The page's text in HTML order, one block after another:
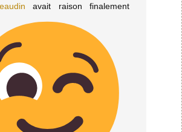
avait raison finalement